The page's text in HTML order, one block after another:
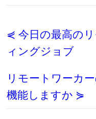
⋞ 今日の最高の
ィングジョブ
リモートワーカ
機能しますか ⋟